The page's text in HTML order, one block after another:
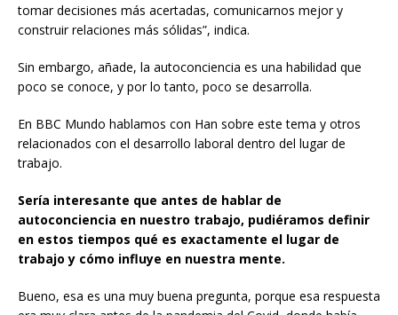
tomar decisiones más acertadas, comunicarnos mejor y
construir relaciones más sólidas”, indica.
Sin embargo, añade, la autoconciencia es una habilidad que
poco se conoce, y por lo tanto, poco se desarrolla.
En BBC Mundo hablamos con Han sobre este tema y otros
relacionados con el desarrollo laboral dentro del lugar de
trabajo.
Sería interesante que antes de hablar de
autoconciencia en nuestro trabajo, pudiéramos definir
en estos tiempos qué es exactamente el lugar de
trabajo y cómo influye en nuestra mente.
Bueno, esa es una muy buena pregunta, porque esa respuesta